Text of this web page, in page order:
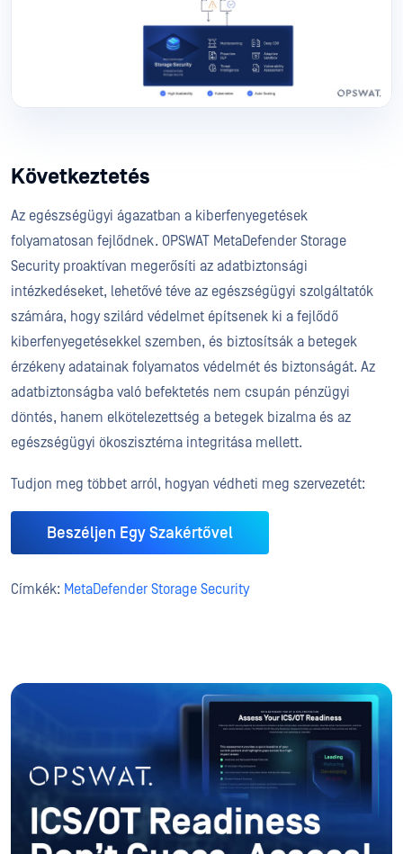
Következtetés
Az egészségügyi ágazatban a kiberfenyegetések
folyamatosan fejlődnek. OPSWAT MetaDefender Storage
Security proaktívan megerősíti az adatbiztonsági
intézkedéseket, lehetővé téve az egészségügyi szolgáltatók
számára, hogy szilárd védelmet építsenek ki a fejlődő
kiberfenyegetésekkel szemben, és biztosítsák a betegek
érzékeny adatainak folyamatos védelmét és biztonságát. Az
adatbiztonságba való befektetés nem csupán pénzügyi
döntés, hanem elkötelezettség a betegek bizalma és az
egészségügyi ökoszisztéma integritása mellett.
Tudjon meg többet arról, hogyan védheti meg szervezetét:
Beszéljen Egy Szakértővel
Címkék: MetaDefender Storage Security